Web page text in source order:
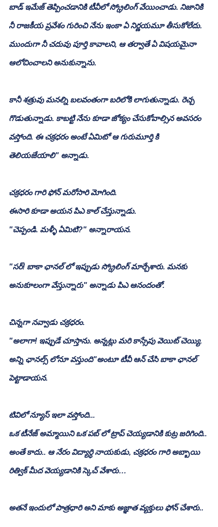
బాడ్ ఇమేజ్ తెప్పించడానికి టీవీలో స్క్రోలింగ్ వేయించాడు. నిజానికి
నీ రాజకీయ ప్రవేశం గురించి నేను ఇంకా ఏ నిర్ణయమూ తీసుకోలేదు.
ముందుగా నీ చదువు పూర్తి కావాలని, ఆ తర్వాతే ఏ విషయమైనా
ఆలోచించాలని అనుకున్నాను.
కానీ శత్రువు మనల్ని బలవంతంగా బరిలోకి లాగుతున్నాడు. రెచ్చ
గొడుతున్నాడు. కాబట్టి నేను కూడా జోక్యం చేసుకోవాల్సిన అవసరం
వస్తోంది. ఈ చక్రధరం అంటే ఏమిటో ఆ గురుమూర్తి కి
తెలియజేయాలి" అన్నాడు.
చక్రధరం గారి ఫోన్ మరోసారి మోగింది.
ఈసారి కూడా అయన పిఎ కాల్ చేస్తున్నాడు.
"చెప్పండి. మళ్ళీ ఏమిటి?" అన్నారాయన.
"సర్! బాకా ఛానల్ లో ఇప్పుడు స్క్రోలింగ్ మార్చేశారు. మనకు
అనుకూలంగా వేస్తున్నారు" అన్నాడు పిఎ ఆనందంతో.
చిన్నగా నవ్వాడు చక్రధరం.
"అలాగా! ఇప్పుడే చూస్తాను. అన్నట్లు మరి కాస్సేపు వెయిట్ చెయ్యి.
అన్ని ఛానల్స్ లోనూ వస్తుంది"అంటూ టీవీ ఆన్ చేసి బాకా ఛానల్
పెట్టాడాయన.
టివిలో న్యూస్ ఇలా వస్తోంది...
ఒక టీనేజ్ అమ్మాయిని ఒక పబ్ లో ట్రాప్ చెయ్యడానికి కుట్ర జరిగింది..
అంతే కాదు.. ఆ నేరం విద్యార్ధి నాయకుడు, చక్రధరం గారి అబ్బాయి
రిత్విక్ మీద వెయ్యడానికి స్కెచ్ వేశారు…
అతనే ఇందులో పాత్రధారి అని మాకు అజ్ఞాత వ్యక్తులు ఫోన్ చేశారు..